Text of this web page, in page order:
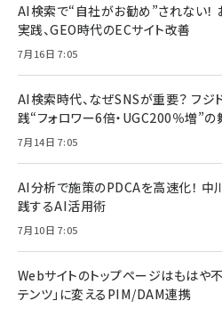
AI検索で“自社がお勧め”されない！
実践、GEO時代のECサイト改善
7月16日 7:05
AI検索時代、なぜSNSが重要？ フジ
践“フォロワー6倍・UGC200％増”の
7月14日 7:05
AI分析で施策のPDCAを高速化！
践するAI活用術
7月10日 7:05
Webサイトのトップページはもはや
テンツ」に変えるPIM/DAM連携